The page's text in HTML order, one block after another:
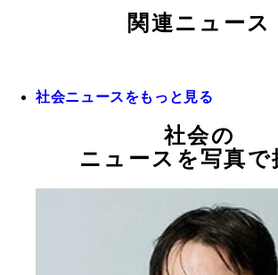
関連ニュース
社会ニュースをもっと見る
社会の
ニュースを写真で